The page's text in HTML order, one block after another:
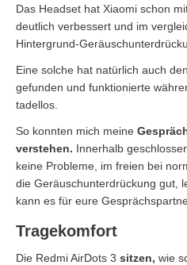
Das Headset hat Xiaomi schon
deutlich verbessert und im
Hintergrund-
Eine solche hat natürlich auch
gefunden und funktionierte
tadellos.
So konnten mich meine
verstehen. Innerhalb
keine Probleme, im freien bei
die Geräuschunterdrückung gut,
kann es für eure
Tragekomfort
Die Redmi AirDots 3 sitzen, wie